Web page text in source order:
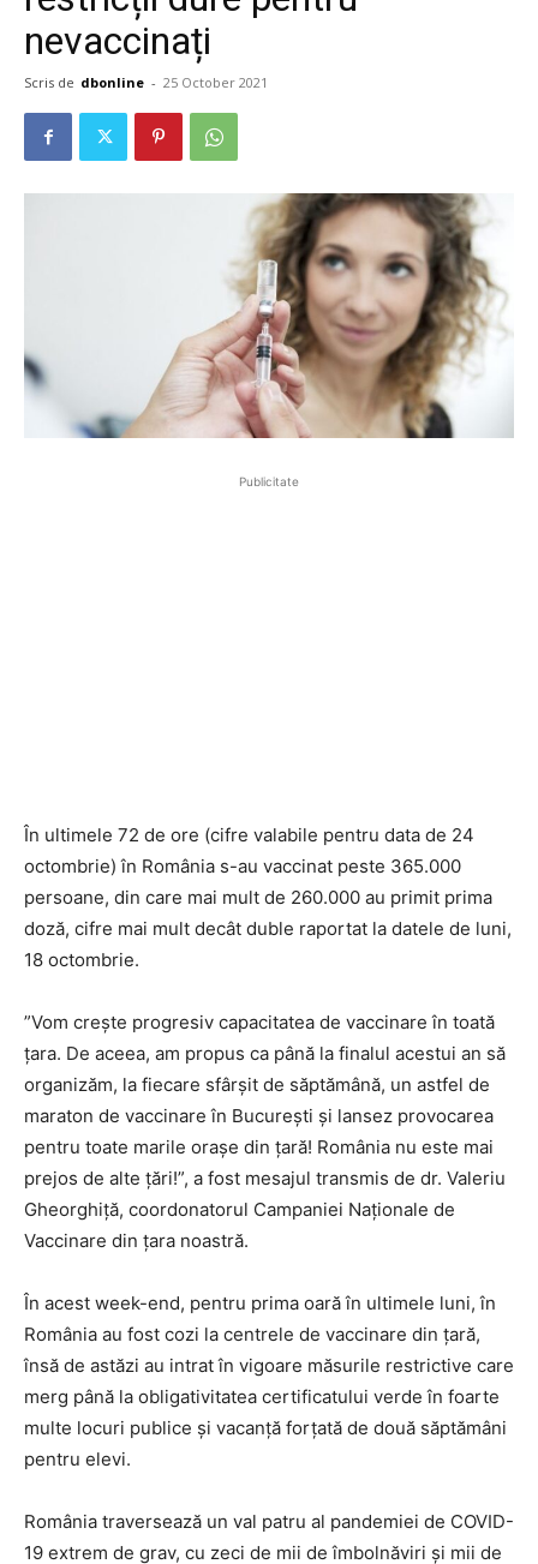
nevaccinați
Scris de dbonline - 25 October 2021
Publicitate
În ultimele 72 de ore (cifre valabile pentru data de 24
octombrie) în România s-au vaccinat peste 365.000
persoane, din care mai mult de 260.000 au primit prima
doză, cifre mai mult decât duble raportat la datele de luni,
18 octombrie.
”Vom crește progresiv capacitatea de vaccinare în toată
țara. De aceea, am propus ca până la finalul acestui an să
organizăm, la fiecare sfârșit de săptămână, un astfel de
maraton de vaccinare în București și lansez provocarea
pentru toate marile orașe din țară! România nu este mai
prejos de alte țări!”, a fost mesajul transmis de dr. Valeriu
Gheorghiță, coordonatorul Campaniei Naționale de
Vaccinare din țara noastră.
În acest week-end, pentru prima oară în ultimele luni, în
România au fost cozi la centrele de vaccinare din țară,
însă de astăzi au intrat în vigoare măsurile restrictive care
merg până la obligativitatea certificatului verde în foarte
multe locuri publice și vacanță forțată de două săptămâni
pentru elevi.
România traversează un val patru al pandemiei de COVID-
19 extrem de grav, cu zeci de mii de îmbolnăviri și mii de